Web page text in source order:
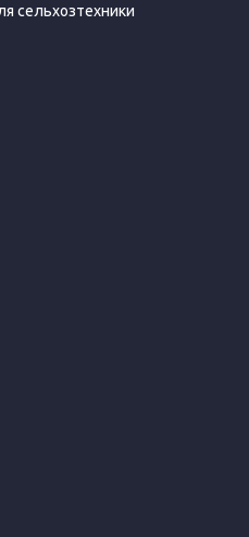
сельхозтехники